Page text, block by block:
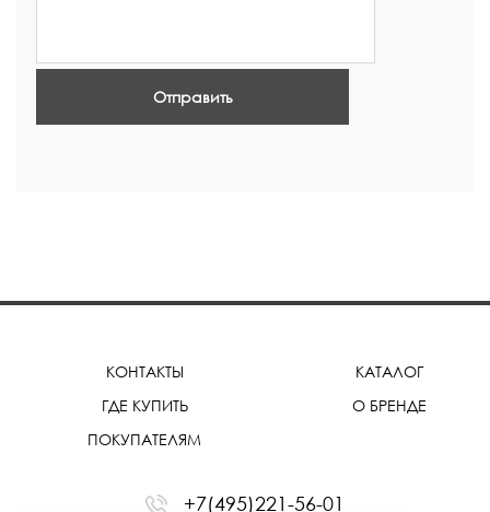
Отправить
КОНТАКТЫ
ГДЕ КУПИТЬ
ПОКУПАТЕЛЯМ
КАТАЛОГ
О БРЕНДЕ
+7(495)221-56-01